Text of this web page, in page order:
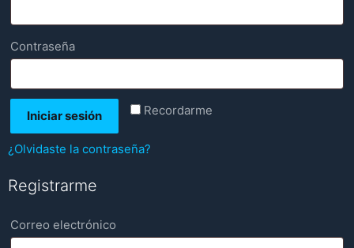
Contraseña
Recordarme
Iniciar sesión
¿Olvidaste la contraseña?
Registrarme
Correo electrónico